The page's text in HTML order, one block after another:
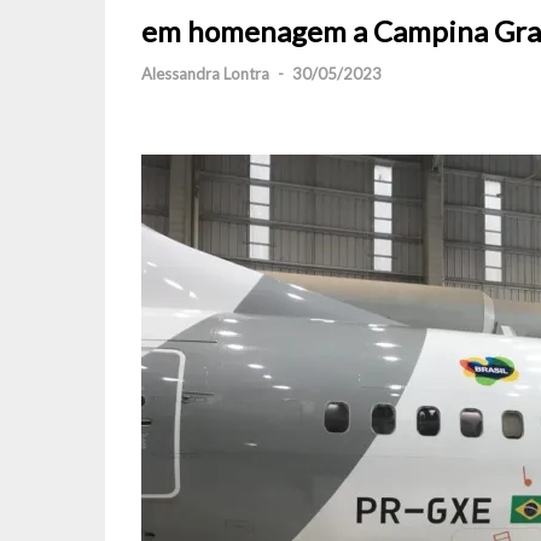
em homenagem a Campina
Alessandra Lontra - 30/05/2023